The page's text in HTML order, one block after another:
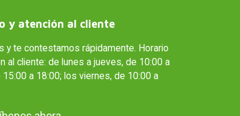
y atención al cliente
y te contestamos rápidamente. Horario
al cliente: de lunes a jueves, de 10:00 a
15:00 a 18:00; los viernes, de 10:00 a